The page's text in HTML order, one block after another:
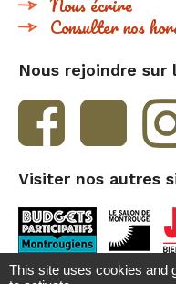
This site uses cookies and
Consulter nos
Nous rejoindre sur
Visiter nos autres